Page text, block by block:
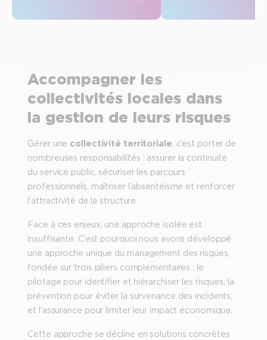
Accompagner les
collectivités locales dans
la gestion de leurs risques
Gérer une collectivité territoriale , c’est porter de
nombreuses responsabilités : assurer la continuité
du service public, sécuriser les parcours
professionnels, maîtriser l’absentéisme et renforcer
l’attractivité de la structure.
Face à ces enjeux, une approche isolée est
insuffisante. C’est pourquoi nous avons développé
une approche unique du management des risques,
fondée sur trois piliers complémentaires : le
pilotage pour identifier et hiérarchiser les risques, la
prévention pour éviter la survenance des incidents,
et l’assurance pour limiter leur impact économique.
Cette approche se décline en solutions concrètes